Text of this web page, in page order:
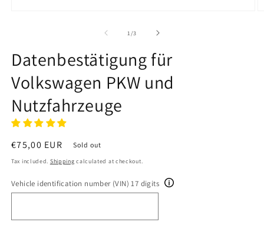
1 /of
3
Datenbestätigung für
Volkswagen PKW und
Nutzfahrzeuge
Regular
price
€75,00 EUR Sold out
Tax included. Shipping calculated at checkout.
Vehicle identification number (VIN) 17 digits